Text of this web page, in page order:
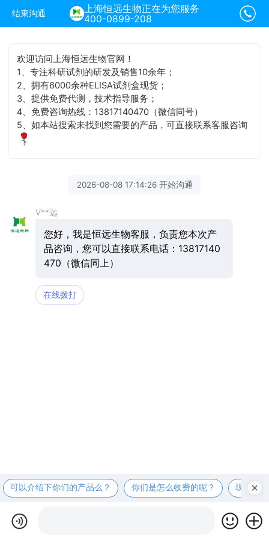
结束沟通
上海恒远生物正在为您服务
400-0899-208
欢迎访问上海恒远生物官网！
1、专注科研试剂的研发及销售10余年；
2、拥有6000余种ELISA试剂盒现货；
3、提供免费代测，技术指导服务；
4、免费咨询热线：13817140470（微信同号）
5、如本站搜索未找到您需要的产品，可直接联系客服咨询
2026-08-08 17:14:26 开始沟通
V**远
您好，我是恒远生物客服，负责您本次产
品咨询，您可以直接联系电话：13817140
470（微信同上）
在线拨打
可以介绍下你们的产品么？ 你们是怎么收费的呢？ 现在有